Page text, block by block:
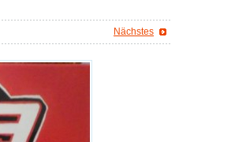
Nächstes